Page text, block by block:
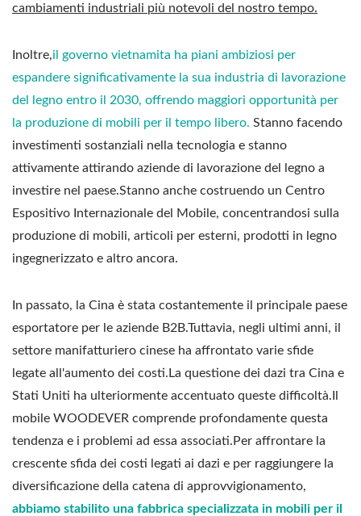
cambiamenti industriali più notevoli del nostro tempo.
Inoltre,il governo vietnamita ha piani ambiziosi per
espandere significativamente la sua industria di lavorazione
del legno entro il 2030, offrendo maggiori opportunità per
la produzione di mobili per il tempo libero. Stanno facendo
investimenti sostanziali nella tecnologia e stanno
attivamente attirando aziende di lavorazione del legno a
investire nel paese.Stanno anche costruendo un Centro
Espositivo Internazionale del Mobile, concentrandosi sulla
produzione di mobili, articoli per esterni, prodotti in legno
ingegnerizzato e altro ancora.
In passato, la Cina è stata costantemente il principale paese
esportatore per le aziende B2B.Tuttavia, negli ultimi anni, il
settore manifatturiero cinese ha affrontato varie sfide
legate all'aumento dei costi.La questione dei dazi tra Cina e
Stati Uniti ha ulteriormente accentuato queste difficoltà.Il
mobile WOODEVER comprende profondamente questa
tendenza e i problemi ad essa associati.Per affrontare la
crescente sfida dei costi legati ai dazi e per raggiungere la
diversificazione della catena di approvvigionamento,
abbiamo stabilito una fabbrica specializzata in mobili per il